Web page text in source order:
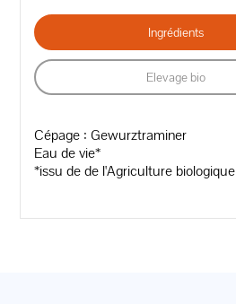
Ingrédients
Elevage bio
Cépage : Gewurztraminer
Eau de vie*
*issu de de l'Agriculture biologique